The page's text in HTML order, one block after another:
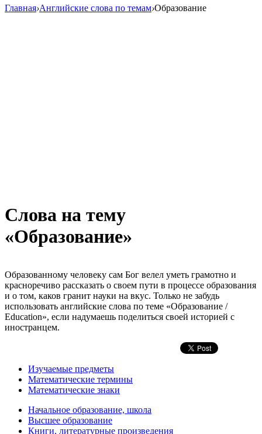
Главная›Английские слова по темам›Образование
Слова на тему
«Образование»
Образованному человеку сам Бог велел уметь грамотно и
красноречиво рассказать о своем пути в процессе образования
и о том, каков гранит науки на вкус. Только не забудь
использовать английские слова по теме «Образование /
Education», если надумаешь поделиться своей историей с
иностранцем.
Изучаемые предметы
Математические термины
Математические знаки
Начальное образование, школа
Высшее образование
Книги, литературные произведения